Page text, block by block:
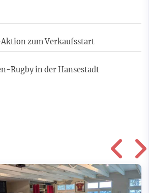
zum Verkaufsstart
Rugby in der Hansestadt